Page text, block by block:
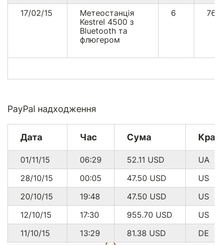
17/02/15
Метеостанція
Kestrel 4500 з
Bluetooth та
флюгером
6
PayPal надходження
Дата Час Сума
01/11/15 06:29 52.11 USD
UA
28/10/15
00:05 47.50 USD
US
20/10/15
19:48 47.50 USD
US
12/10/15
17:30 955.70 USD
US
11/10/15
13:29 81.38 USD DE